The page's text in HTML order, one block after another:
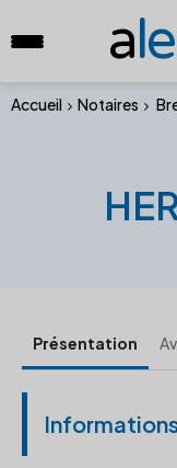
a
Accueil Notaires
Présentation